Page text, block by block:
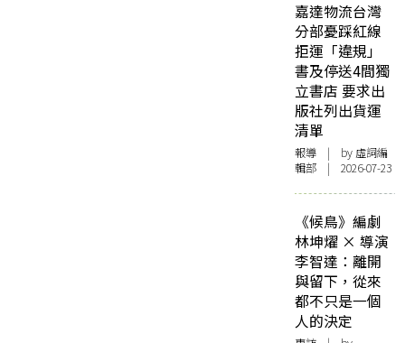
嘉達物流台灣
分部憂踩紅線
拒運「違規」
書及停送4間獨
立書店 要求出
版社列出貨運
清單
報導 | by 虛詞編
輯部 | 2026-07-23
《候鳥》編劇
林坤燿 × 導演
李智達：離開
與留下，從來
都不只是一個
人的決定